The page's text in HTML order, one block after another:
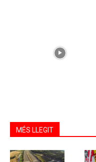
MÉS LLEGIT